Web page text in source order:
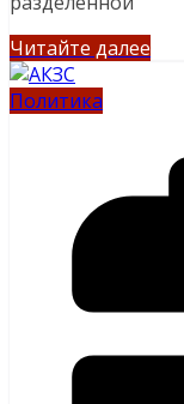
Читайте далее
Политика